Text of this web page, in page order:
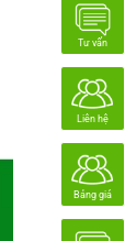
Tư vấn
Liên hệ
Bảng giá